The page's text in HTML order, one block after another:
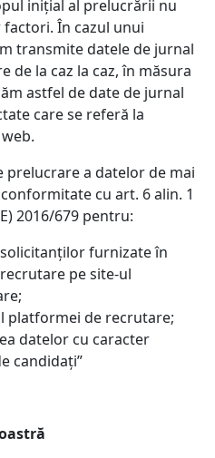
inițial al prelucrării nu
În cazul unui
transmite datele de jurnal
de la caz la caz, în măsura
astfel de date de jurnal
care se referă la
prelucrare a datelor de mai
cu art. 6 alin. 1
2016/679 pentru:
furnizate în
pe site-ul
platformei de recrutare;
datelor cu caracter
candidați”